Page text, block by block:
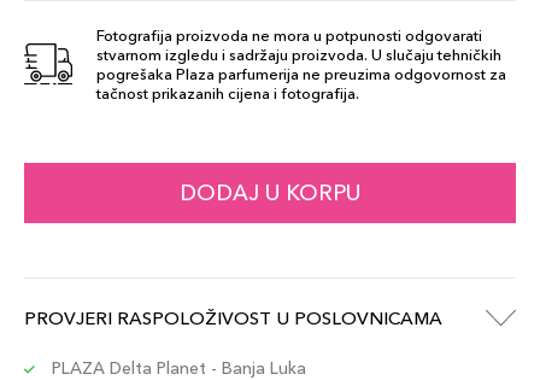
Fotografija proizvoda ne mora u potpunosti odgovarati
stvarnom izgledu i sadržaju proizvoda. U slučaju tehničkih
pogrešaka Plaza parfumerija ne preuzima odgovornost za
tačnost prikazanih cijena i fotografija.
DODAJ U KORPU
PROVJERI RASPOLOŽIVOST U POSLOVNICAMA
PLAZA Delta Planet - Banja Luka